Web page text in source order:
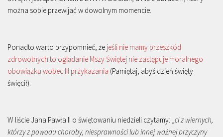
można sobie przewijać w dowolnym momencie.
Ponadto warto przypomnieć, że jeśli nie mamy przeszkód
zdrowotnych to oglądanie Mszy Świętej nie zastępuje moralnego
obowiązku wobec III przykazania (Pamiętaj, abyś dzień święty
święcił).
W liście Jana Pawła II o świętowaniu niedzieli czytamy: „ci z wiernych,
którzy z powodu choroby, niesprawności lub innej ważnej przyczyny